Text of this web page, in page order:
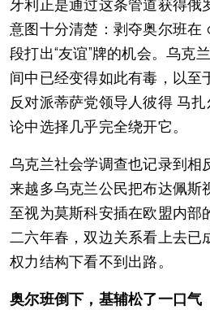
牙利正是通过这条管道获得俄
意图十分清楚：剥夺奥尔班
段打出“友谊”牌的机会。乌克
间中已经变得如此有毒，以至
反对派蒂萨党领导人彼得 马
论中选择几乎完全绕开它。
乌克兰社会学调查也记录到相
来越多乌克兰公民把布达佩斯
至视为莫斯科安插在欧盟内部
二六年春，双边关系看上去已
权力结构下看不到出路。
奥尔班倒下，基辅松了一口气